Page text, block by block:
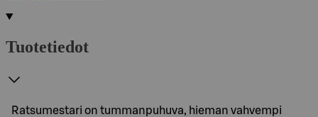
Tuotetiedot
Ratsumestari on tummanpuhuva, hieman vahvempi